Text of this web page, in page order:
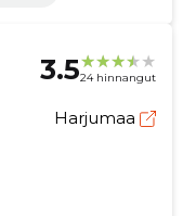
3.524 hinnangut
Harjumaa